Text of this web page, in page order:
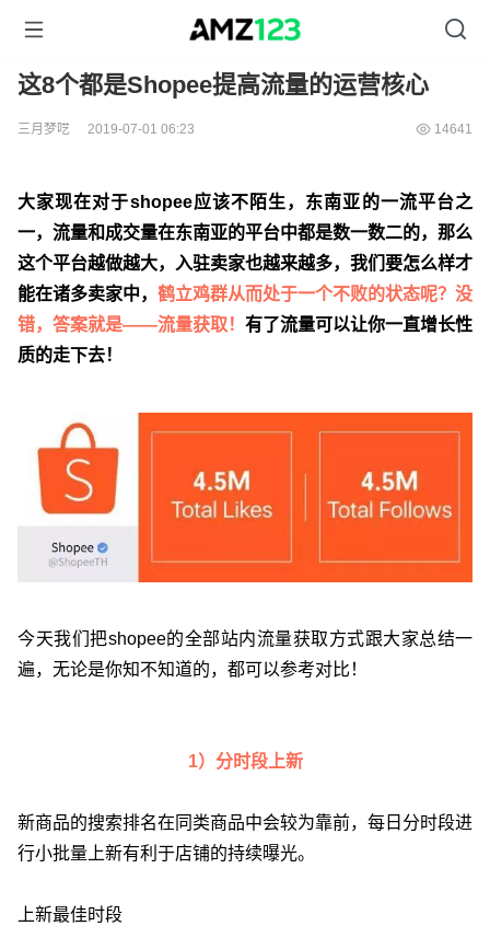
这8个都是Shopee提高流量的运营核心
三月梦呓 2019-07-01 06:23 14641
大家现在对于shopee应该不陌生，东南亚的一流平台之
一，流量和成交量在东南亚的平台中都是数一数二的，那么
这个平台越做越大，入驻卖家也越来越多，我们要怎么样才
能在诸多卖家中， 鹤立鸡群从而处于一个不败的状态呢？没
错，答案就是——流量获取！ 有了流量可以让你一直增长性
质的走下去！
今天我们把shopee的全部站内流量获取方式跟大家总结一
遍，无论是你知不知道的，都可以参考对比！
1）分时段上新
新商品的搜索排名在同类商品中会较为靠前，每日分时段进
行小批量上新有利于店铺的持续曝光。
上新最佳时段